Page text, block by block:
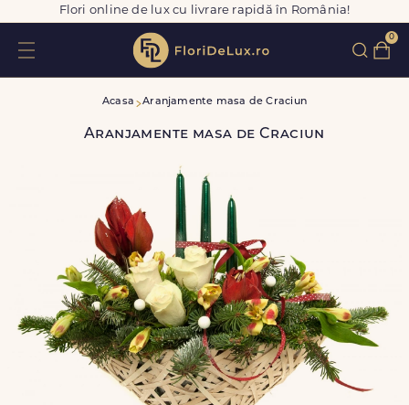
Flori online de lux cu livrare rapidă în România!
0
Acasa Aranjamente masa de Craciun
Aranjamente masa de Craciun